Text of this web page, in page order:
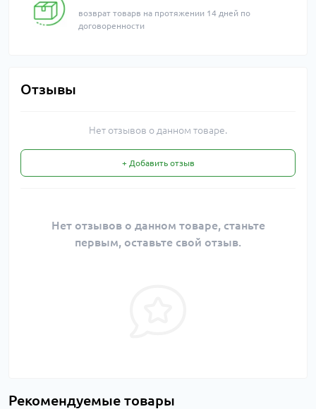
возврат товарв на протяжении 14 дней по
договоренности
Отзывы
Нет отзывов о данном товаре.
+ Добавить отзыв
Нет отзывов о данном товаре, станьте
первым, оставьте свой отзыв.
Рекомендуемые товары